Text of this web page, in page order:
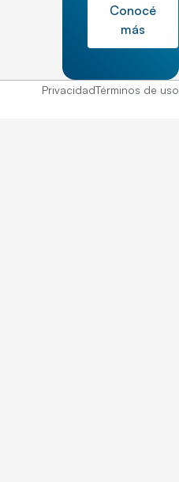
Conocé
más
PrivacidadTérminos de uso